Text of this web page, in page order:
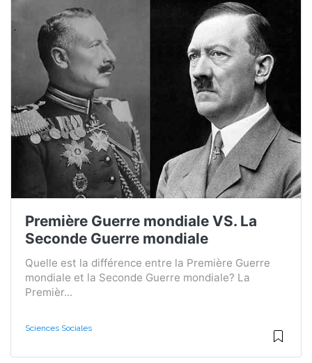
Première Guerre mondiale VS. La
Seconde Guerre mondiale
Quelle est la différence entre la Première Guerre
mondiale et la Seconde Guerre mondiale? La
Premièr...
Sciences Sociales